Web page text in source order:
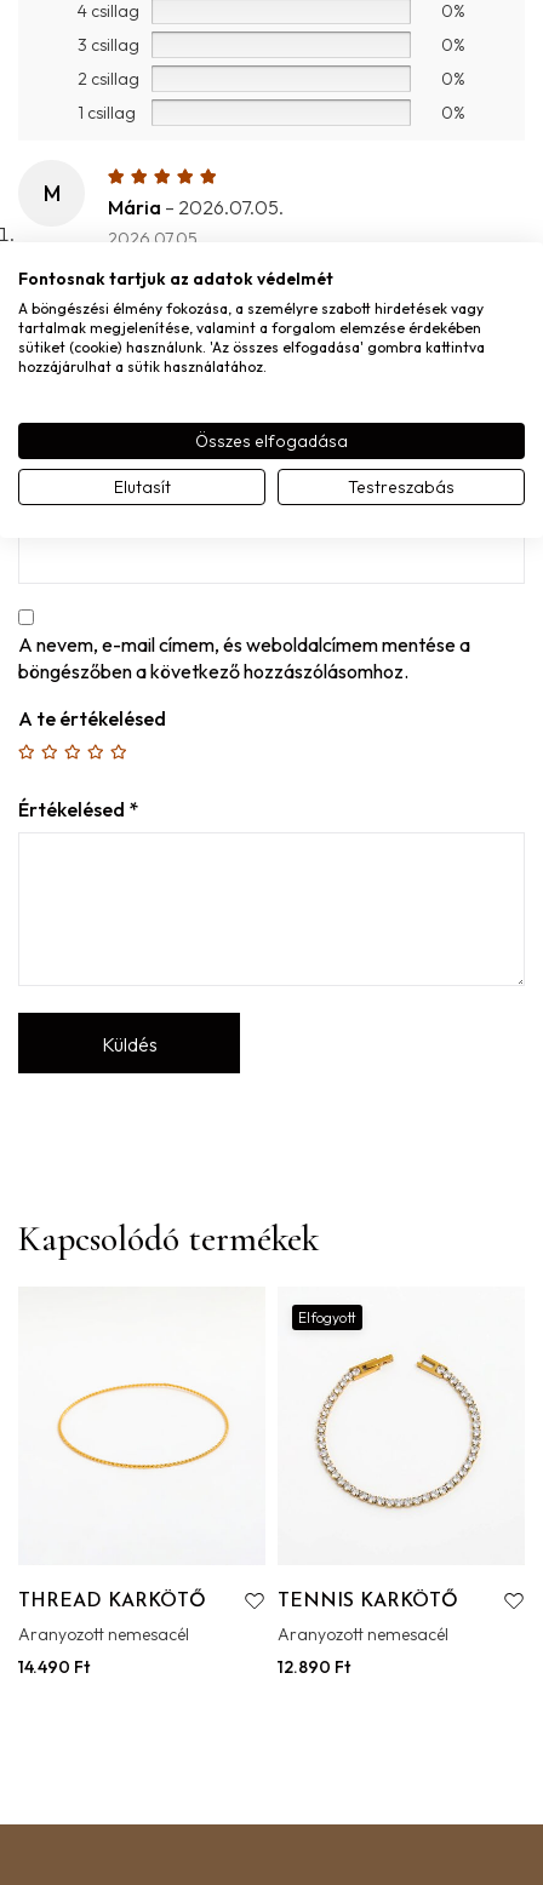
4 csillag
0%
3 csillag
0%
2 csillag
0%
1 csillag
0%
M
Mária – 2026.07.05.
2026.07.05.
MONDD EL A VÉLEMÉNYED
E-mail*
A nevem, e-mail címem, és weboldalcímem mentése a
böngészőben a következő hozzászólásomhoz.
A te értékelésed
Értékelésed *
Kapcsolódó termékek
THREAD KARKÖTŐ
Aranyozott nemesacél
14.490 Ft
Elfogyott
TENNIS KARKÖTŐ
Aranyozott nemesacél
12.890 Ft
Fontosnak tartjuk az adatok védelmét
A böngészési élmény fokozása, a személyre szabott hirdetések vagy
tartalmak megjelenítése, valamint a forgalom elemzése érdekében
sütiket (cookie) használunk. 'Az összes elfogadása' gombra kattintva
hozzájárulhat a sütik használatához.
Összes elfogadása
Elutasít Testreszabás